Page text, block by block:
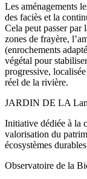
Les aménagements
des faciès et la
Cela peut passer par
zones de frayère,
(enrochements
végétal pour
progressive,
réel de la rivière.
JARDIN DE LA
Initiative dédiée à la
valorisation du
écosystèmes
Observatoire de la